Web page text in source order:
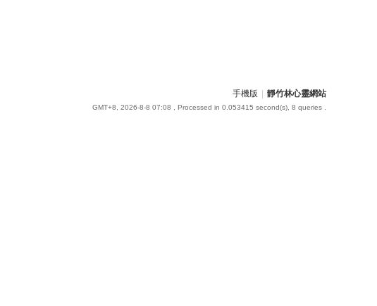
手機版 靜竹林心靈網站
GMT+8, 2026-8-8 07:08 , Processed in 0.053415 second(s), 8 queries .